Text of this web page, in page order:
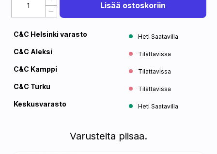
Lisää ostoskoriin
C&C Helsinki varasto Heti Saatavilla
C&C Aleksi Tilattavissa
C&C Kamppi Tilattavissa
C&C Turku Tilattavissa
Keskusvarasto Heti Saatavilla
Varusteita piisaa.